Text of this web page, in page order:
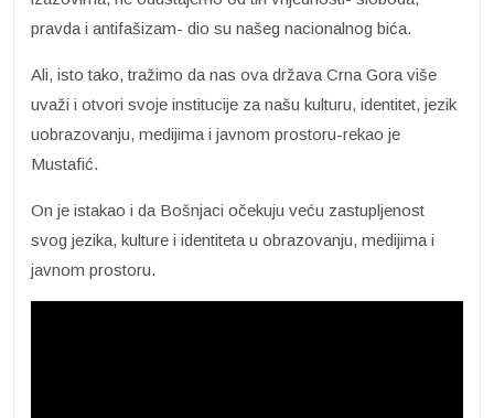
pravda i antifašizam- dio su našeg nacionalnog bića.
Ali, isto tako, tražimo da nas ova država Crna Gora više
uvaži i otvori svoje institucije za našu kulturu, identitet, jezik
uobrazovanju, medijima i javnom prostoru-rekao je
Mustafić.
On je istakao i da Bošnjaci očekuju veću zastupljenost
svog jezika, kulture i identiteta u obrazovanju, medijima i
javnom prostoru.